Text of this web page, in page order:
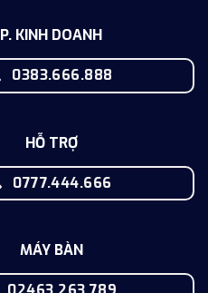
P. KINH DOANH
0383.666.888
HỖ TRỢ
0777.444.666
MÁY BÀN